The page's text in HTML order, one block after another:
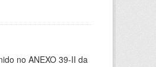
no ANEXO 39-II da